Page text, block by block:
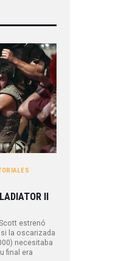
II
estrenó
la oscarizada
necesitaba
final era